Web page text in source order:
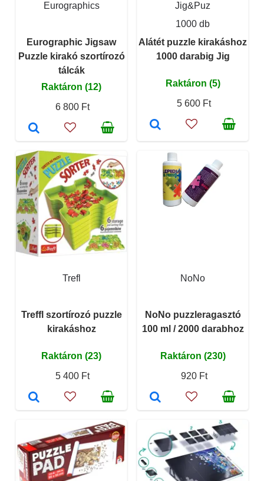
Eurographics
Eurographic Jigsaw
Puzzle kirakó szortírozó
tálcák
Raktáron (12)
6 800 Ft
Jig&Puz
1000 db
Alátét puzzle kirakáshoz
1000 darabig Jig
Raktáron (5)
5 600 Ft
Trefl
Treffl szortírozó puzzle
kirakáshoz
Raktáron (23)
5 400 Ft
NoNo
NoNo puzzleragasztó
100 ml / 2000 darabhoz
Raktáron (230)
920 Ft